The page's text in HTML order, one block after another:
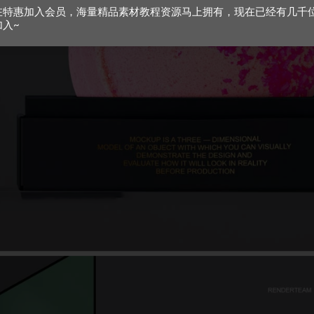
特惠加入会员，海量精品素材教程资源马上拥有，现在已经有几千
入~